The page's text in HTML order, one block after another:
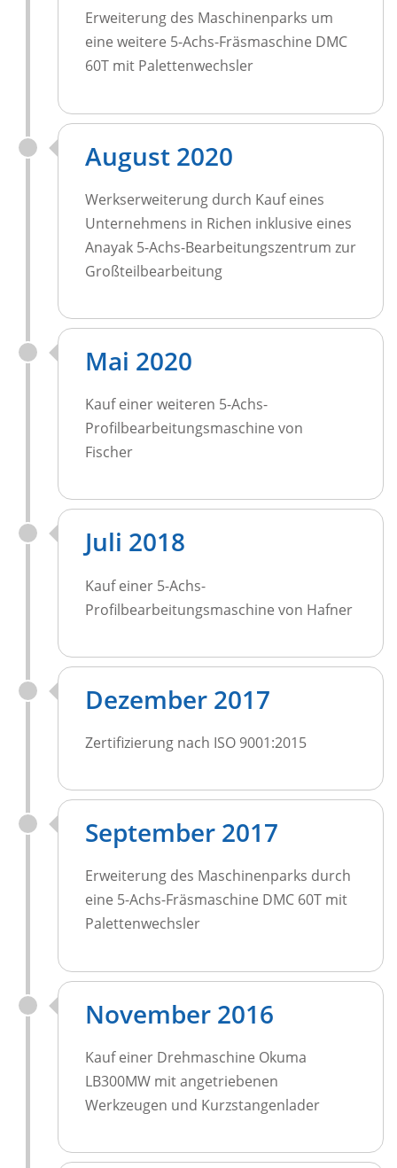
Erweiterung des Maschinenparks um
eine weitere 5-Achs-Fräsmaschine DMC
60T mit Palettenwechsler
August 2020
Werkserweiterung durch Kauf eines
Unternehmens in Richen inklusive eines
Anayak 5-Achs-Bearbeitungszentrum zur
Großteilbearbeitung
Mai 2020
Kauf einer weiteren 5-Achs-
Profilbearbeitungsmaschine von
Fischer
Juli 2018
Kauf einer 5-Achs-
Profilbearbeitungsmaschine von Hafner
Dezember 2017
Zertifizierung nach ISO 9001:2015
September 2017
Erweiterung des Maschinenparks durch
eine 5-Achs-Fräsmaschine DMC 60T mit
Palettenwechsler
November 2016
Kauf einer Drehmaschine Okuma
LB300MW mit angetriebenen
Werkzeugen und Kurzstangenlader